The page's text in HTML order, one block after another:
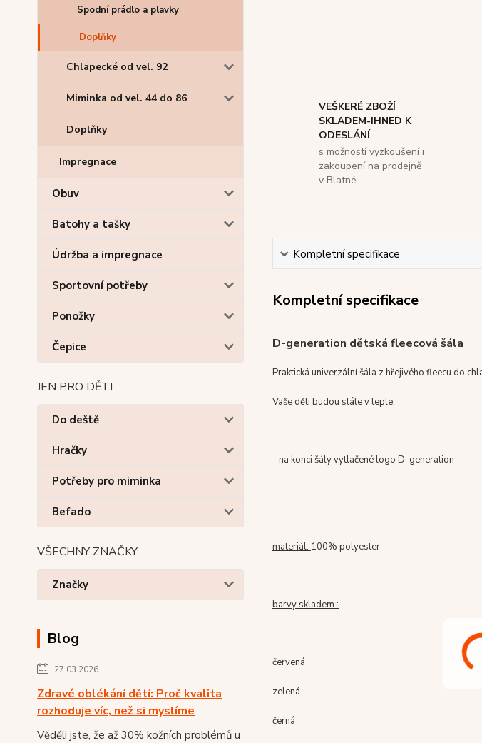
Spodní prádlo a plavky
Doplňky
Chlapecké od vel. 92
Miminka od vel. 44 do 86
Doplňky
Impregnace
Obuv
Batohy a tašky
Údržba a impregnace
Sportovní potřeby
Ponožky
Čepice
JEN PRO DĚTI
Do deště
Hračky
Potřeby pro miminka
Befado
VŠECHNY ZNAČKY
Značky
Blog
27.03.2026
Zdravé oblékání dětí: Proč kvalita
rozhoduje víc, než si myslíme
Věděli jste, že až 30% kožních problémů u
VEŠKERÉ ZBOŽÍ
SKLADEM-IHNED K
ODESLÁNÍ
s možností vyzkoušení i
zakoupení na prodejně
v Blatné
Kompletní specifikace
Kompletní specifikace
D-generation dětská fleecová šála
Praktická univerzální šála z hřejivého fleecu do
Vaše děti budou stále v teple.
- na konci šály vytlačené logo D-generation
materiál: 100% polyester
barvy skladem :
červená
zelená
černá